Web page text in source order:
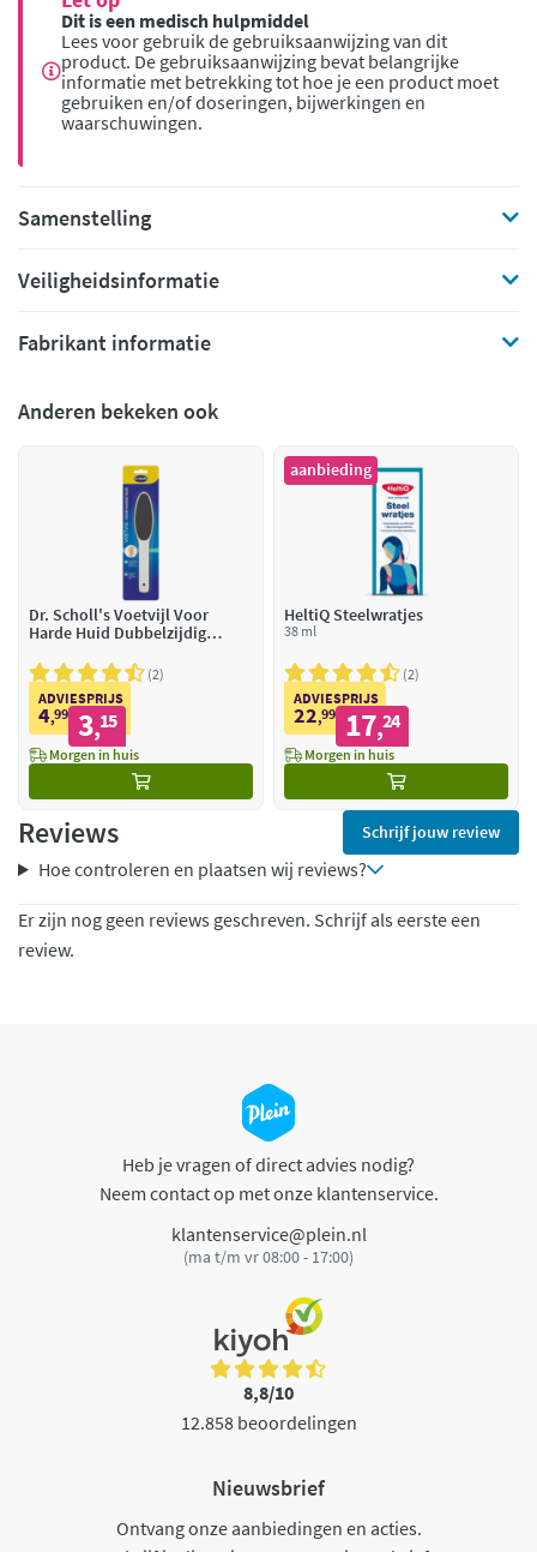
Dit is een medisch hulpmiddel
Lees voor gebruik de gebruiksaanwijzing van dit
product. De gebruiksaanwijzing bevat belangrijke
informatie met betrekking tot hoe je een product moet
gebruiken en/of doseringen, bijwerkingen en
waarschuwingen.
Samenstelling
Veiligheidsinformatie
Fabrikant informatie
Anderen bekeken ook
Dr. Scholl's Voetvijl Voor
Harde Huid Dubbelzijdig
2
ADVIESPRIJS
4,99 3,15
Morgen in huis
aanbieding
HeltiQ Steelwratjes
38 ml
2
ADVIESPRIJS
22,99 17,24
Morgen in huis
Reviews Schrijf jouw review
Hoe controleren en plaatsen wij reviews?
Er zijn nog geen reviews geschreven. Schrijf als eerste een
review.
Heb je vragen of direct advies nodig?
Neem contact op met onze klantenservice.
klantenservice@plein.nl
(ma t/m vr 08:00 - 17:00)
8,8/10
12.858 beoordelingen
Nieuwsbrief
Ontvang onze aanbiedingen en acties.